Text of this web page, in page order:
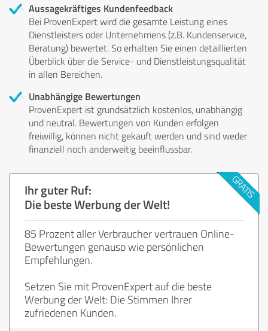
Aussagekräftiges Kundenfeedback
Bei ProvenExpert wird die gesamte Leistung eines
Dienstleisters oder Unternehmens (z.B. Kundenservice,
Beratung) bewertet. So erhalten Sie einen detaillierten
Überblick über die Service- und Dienstleistungsqualität
in allen Bereichen.
Unabhängige Bewertungen
ProvenExpert ist grundsätzlich kostenlos, unabhängig
und neutral. Bewertungen von Kunden erfolgen
freiwillig, können nicht gekauft werden und sind weder
finanziell noch anderweitig beeinflussbar.
Ihr guter Ruf:
Die beste Werbung der Welt!
85 Prozent aller Verbraucher vertrauen Online-
Bewertungen genauso wie persönlichen
Empfehlungen.
Setzen Sie mit ProvenExpert auf die beste
Werbung der Welt: Die Stimmen Ihrer
zufriedenen Kunden.